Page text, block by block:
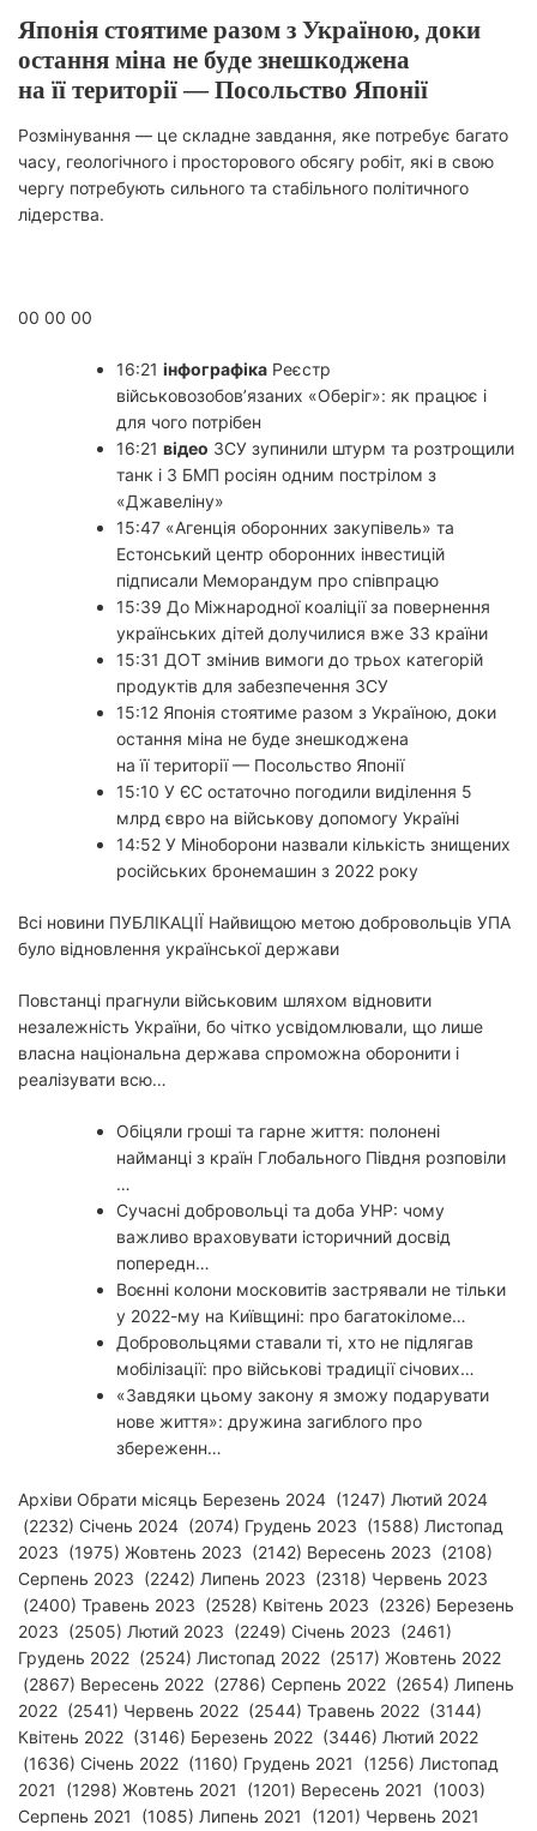
Японія стоятиме разом з Україною, доки
остання міна не буде знешкоджена
на її території — Посольство Японії
Розмінування — це складне завдання, яке потребує багато
часу, геологічного і просторового обсягу робіт, які в свою
чергу потребують сильного та стабільного політичного
лідерства.
00 00 00
16:21 інфографіка Реєстр
військовозобов’язаних «Оберіг»: як працює і
для чого потрібен
16:21 відео ЗСУ зупинили штурм та розтрощили
танк і 3 БМП росіян одним пострілом з
«Джавеліну»
15:47 «Агенція оборонних закупівель» та
Естонський центр оборонних інвестицій
підписали Меморандум про співпрацю
15:39 До Міжнародної коаліції за повернення
українських дітей долучилися вже 33 країни
15:31 ДОТ змінив вимоги до трьох категорій
продуктів для забезпечення ЗСУ
15:12 Японія стоятиме разом з Україною, доки
остання міна не буде знешкоджена
на її території — Посольство Японії
15:10 У ЄС остаточно погодили виділення 5
млрд євро на військову допомогу Україні
14:52 У Міноборони назвали кількість знищених
російських бронемашин з 2022 року
Всі новини ПУБЛІКАЦІЇ Найвищою метою добровольців УПА
було відновлення української держави
Повстанці прагнули військовим шляхом відновити
незалежність України, бо чітко усвідомлювали, що лише
власна національна держава спроможна оборонити і
реалізувати всю…
Обіцяли гроші та гарне життя: полонені
найманці з країн Глобального Півдня розповіли
…
Сучасні добровольці та доба УНР: чому
важливо враховувати історичний досвід
попередн…
Воєнні колони московитів застрявали не тільки
у 2022-му на Київщині: про багатокіломе…
Добровольцями ставали ті, хто не підлягав
мобілізації: про військові традиції січових…
«Завдяки цьому закону я зможу подарувати
нове життя»: дружина загиблого про
збереженн…
Архіви Обрати місяць Березень 2024 (1247) Лютий 2024
(2232) Січень 2024 (2074) Грудень 2023 (1588) Листопад
2023 (1975) Жовтень 2023 (2142) Вересень 2023 (2108)
Серпень 2023 (2242) Липень 2023 (2318) Червень 2023
(2400) Травень 2023 (2528) Квітень 2023 (2326) Березень
2023 (2505) Лютий 2023 (2249) Січень 2023 (2461)
Грудень 2022 (2524) Листопад 2022 (2517) Жовтень 2022
(2867) Вересень 2022 (2786) Серпень 2022 (2654) Липень
2022 (2541) Червень 2022 (2544) Травень 2022 (3144)
Квітень 2022 (3146) Березень 2022 (3446) Лютий 2022
(1636) Січень 2022 (1160) Грудень 2021 (1256) Листопад
2021 (1298) Жовтень 2021 (1201) Вересень 2021 (1003)
Серпень 2021 (1085) Липень 2021 (1201) Червень 2021